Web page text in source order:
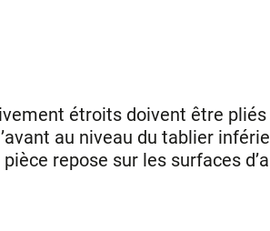
étroits doivent être
au niveau du tablier
repose sur les surfaces